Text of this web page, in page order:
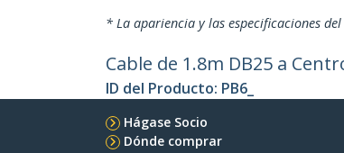
* La apariencia y las especificaciones
Cable de 1.8m DB25 a
ID del Producto: PB6_
Hágase Socio
Dónde comprar